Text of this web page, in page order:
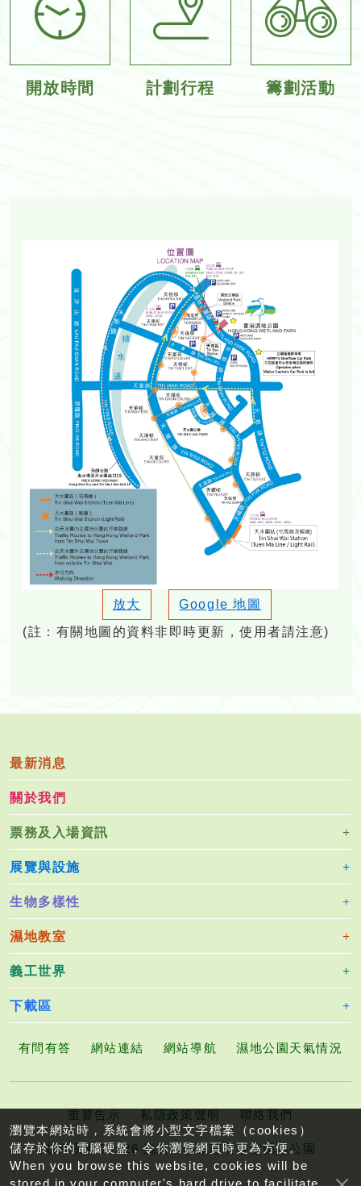
開放時間 計劃行程 籌劃活動
放大
Google 地圖
(註：有關地圖的資料非即時更新，使用者請注意)
最新消息
關於我們
票務及入場資訊
展覽與設施
生物多樣性
濕地教室
義工世界
下載區
有問有答 網站連結 網站導航 濕地公園天氣情況
重要告示 私隱政策聲明 聯絡我們
版權所有©2026 漁農自然護理署香港濕地公園
瀏覽本網站時，系統會將小型文字檔案（cookies）
儲存於你的電腦硬盤，令你瀏覽網頁時更為方便。
When you browse this website, cookies will be
stored in your computer's hard drive to facilitate